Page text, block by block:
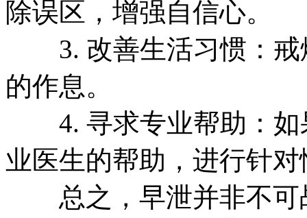
除误区，增强自信心。
3. 改善生活习惯：戒
的作息。
4. 寻求专业帮助：如
业医生的帮助，进行针
总之，早泄并非不可